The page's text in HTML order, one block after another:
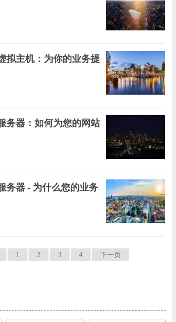
拟主机：为你的业务提
务器：如何为您的网站
务器 - 为什么您的业务
1 2 3 4
下一页